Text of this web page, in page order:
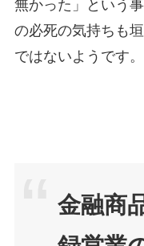
無かった」という
の必死の気持ちも
ではないようです。
金融商